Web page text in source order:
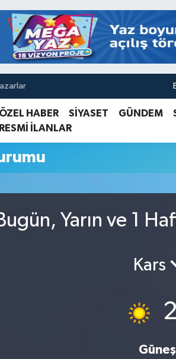
ÖZEL HABER SİYASET GÜNDEM
RESMİ İLANLAR
Yarın ve 1
Kars